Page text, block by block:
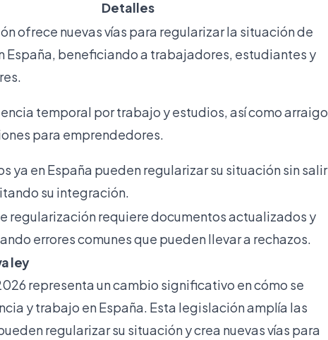
Detalles
ofrece nuevas vías para regularizar la situación de
España, beneficiando a trabajadores, estudiantes y
temporal por trabajo y estudios, así como arraigo
para emprendedores.
ya en España pueden regularizar su situación sin salir
su integración.
regularización requiere documentos actualizados y
errores comunes que pueden llevar a rechazos.
ley
representa un cambio significativo en cómo se
y trabajo en España. Esta legislación amplía las
regularizar su situación y crea nuevas vías para